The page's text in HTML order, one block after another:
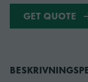
GET QUOTE
BESKRIVNING